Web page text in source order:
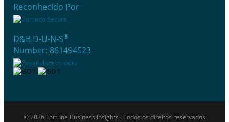
Reconhecido Por
D&B D-U-N-S®
Number: 861494523
© 2026 Fortune Business Insights . Todos os direitos reservados